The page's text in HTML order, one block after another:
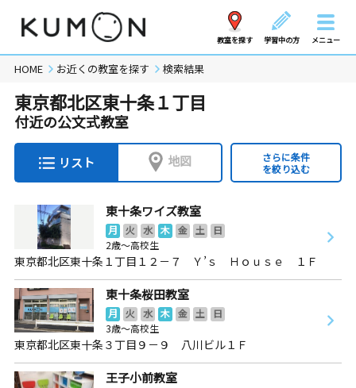
教室を探す 学習中の方 メニュー
HOME お近くの教室を探す 検索結果
東京都北区東十条１丁目
付近の公文式教室
リスト 地図
さらに条件
を絞り込む
東十条ワイズ教室
月 火 水 木 金 土
日
2歳～高校生
東京都北区東十条１丁目１２－７ Ｙ’ｓ Ｈｏｕｓｅ １Ｆ
東十条桜田教室
月 火 水 木 金 土
日
3歳～高校生
東京都北区東十条３丁目９－９ 八川ビル１Ｆ
王子小前教室